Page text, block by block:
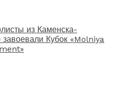
из Каменска-
завоевали Кубок «Molniya